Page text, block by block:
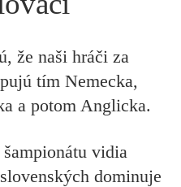
že naši hráči za
tím Nemecka,
a potom Anglicka.
vidia
dominuje